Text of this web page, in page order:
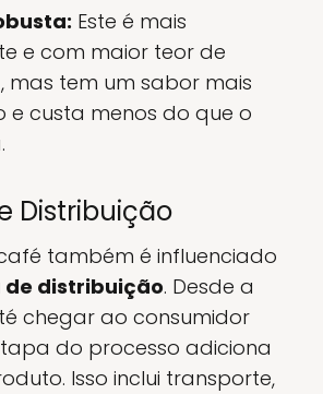
Este é mais
e com maior teor de
mas tem um sabor mais
e custa menos do que o
Distribuição
também é influenciado
de distribuição. Desde a
chegar ao consumidor
do processo adiciona
Isso inclui transporte,